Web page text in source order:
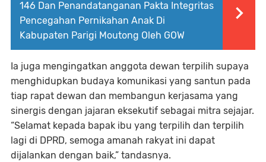
146 Dan Penandatanganan Pakta Integritas
Pencegahan Pernikahan Anak Di
Kabupaten Parigi Moutong Oleh GOW
Ia juga mengingatkan anggota dewan terpilih supaya
menghidupkan budaya komunikasi yang santun pada
tiap rapat dewan dan membangun kerjasama yang
sinergis dengan jajaran eksekutif sebagai mitra sejajar.
“Selamat kepada bapak ibu yang terpilih dan terpilih
lagi di DPRD, semoga amanah rakyat ini dapat
dijalankan dengan baik,” tandasnya.